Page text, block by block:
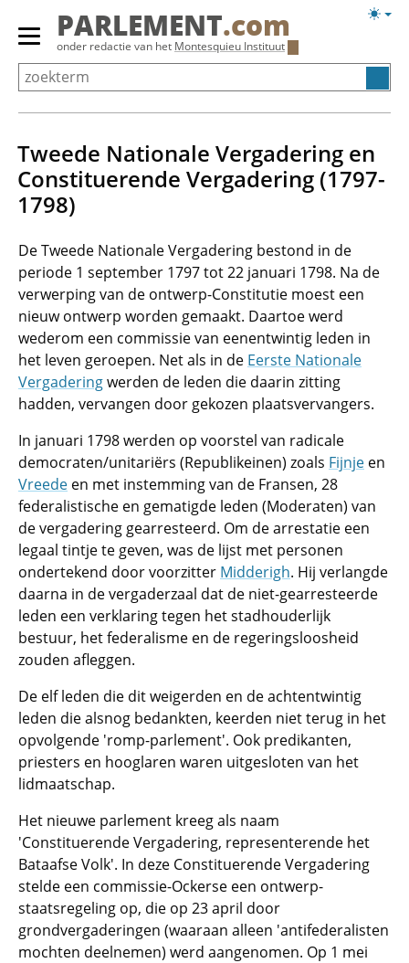
Overslaan
Primair
menu
tonen/verbergen
PARLEMENT.com
onder redactie van het Montesquieu Instituut
Tweede Nationale Vergadering en
Constituerende Vergadering (1797-
1798)
De Tweede Nationale Vergadering bestond in de
periode 1 september 1797 tot 22 januari 1798. Na de
verwerping van de ontwerp-Constitutie moest een
nieuw ontwerp worden gemaakt. Daartoe werd
wederom een commissie van eenentwintig leden in
het leven geroepen. Net als in de Eerste Nationale
Vergaderingwerden de leden die daarin zitting
hadden, vervangen door gekozen plaatsvervangers.
In januari 1798 werden op voorstel van radicale
democraten/unitariërs (Republikeinen) zoals Fijnje en
Vreede en met instemming van de Fransen, 28
federalistische en gematigde leden (Moderaten) van
de vergadering gearresteerd. Om de arrestatie een
legaal tintje te geven, was de lijst met personen
ondertekend door voorzitter Midderigh. Hij verlangde
daarna in de vergaderzaal dat de niet-gearresteerde
leden een verklaring tegen het stadhouderlijk
bestuur, het federalisme en de regeringsloosheid
zouden afleggen.
De elf leden die dit weigerden en de achtentwintig
leden die alsnog bedankten, keerden niet terug in het
opvolgende 'romp-parlement'. Ook predikanten,
priesters en hooglaren waren uitgesloten van het
lidmaatschap.
Het nieuwe parlement kreeg als naam
'Constituerende Vergadering, representerende het
Bataafse Volk'. In deze Constituerende Vergadering
stelde een commissie-Ockerse een ontwerp-
staatsregeling op, die op 23 april door
grondvergaderingen (waaraan alleen 'antifederalisten
mochten deelnemen) werd aangenomen. Op 1 mei